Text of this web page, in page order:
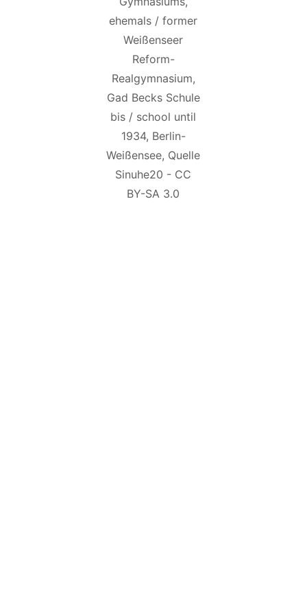
ehemals / former
Weißenseer
Reform-
Realgymnasium,
Gad Becks Schule
bis / school until
1934, Berlin-
Weißensee, Quelle
Sinuhe20 - CC
BY-SA 3.0